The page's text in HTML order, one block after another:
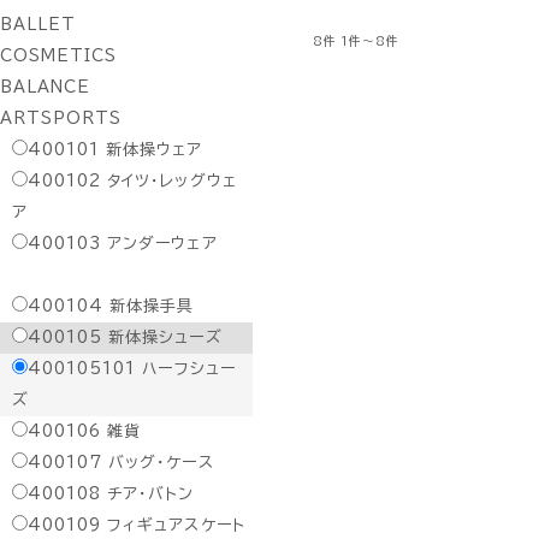
BALLET
COSMETICS
BALANCE
ARTSPORTS
400101
新体操ウェア
400102 タイツ・レッグウェ
ア
400103 アンダーウェア
400104 新体操手具
400105 新体操シューズ
400105101
ハーフシュー
ズ
400106 雑貨
400107
バッグ・ケース
400108
チア・バトン
400109 フィギュアスケート
8件 1件～8件